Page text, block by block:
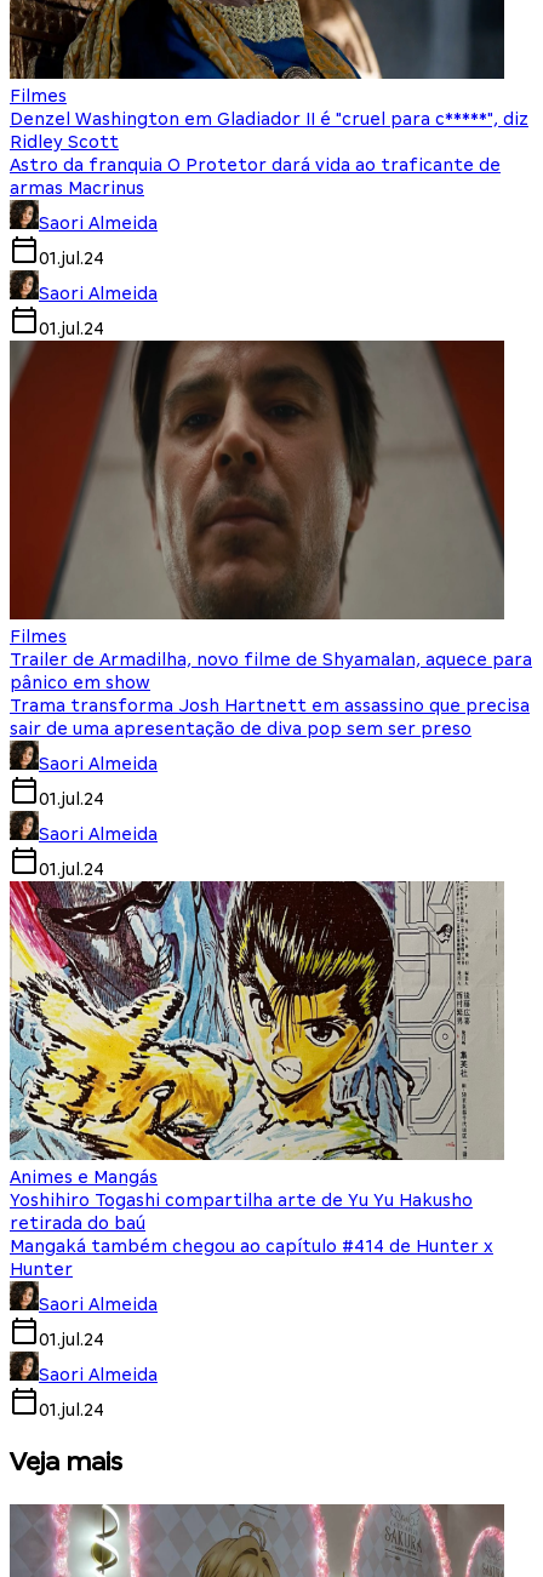
Filmes
Denzel Washington em Gladiador II é "cruel para c*****", diz
Ridley Scott
Astro da franquia O Protetor dará vida ao traficante de
armas Macrinus
Saori Almeida
01.jul.24
Saori Almeida
01.jul.24
Filmes
Trailer de Armadilha, novo filme de Shyamalan, aquece para
pânico em show
Trama transforma Josh Hartnett em assassino que precisa
sair de uma apresentação de diva pop sem ser preso
Saori Almeida
01.jul.24
Saori Almeida
01.jul.24
Animes e Mangás
Yoshihiro Togashi compartilha arte de Yu Yu Hakusho
retirada do baú
Mangaká também chegou ao capítulo #414 de Hunter x
Hunter
Saori Almeida
01.jul.24
Saori Almeida
01.jul.24
Veja mais